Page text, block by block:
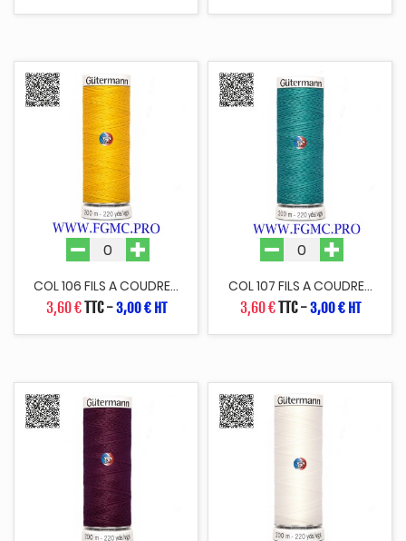
COL 106 FILS A COUDRE...
3,60 €TTC-3,00 € HT
COL 107 FILS A COUDRE...
3,60 €TTC-3,00 € HT